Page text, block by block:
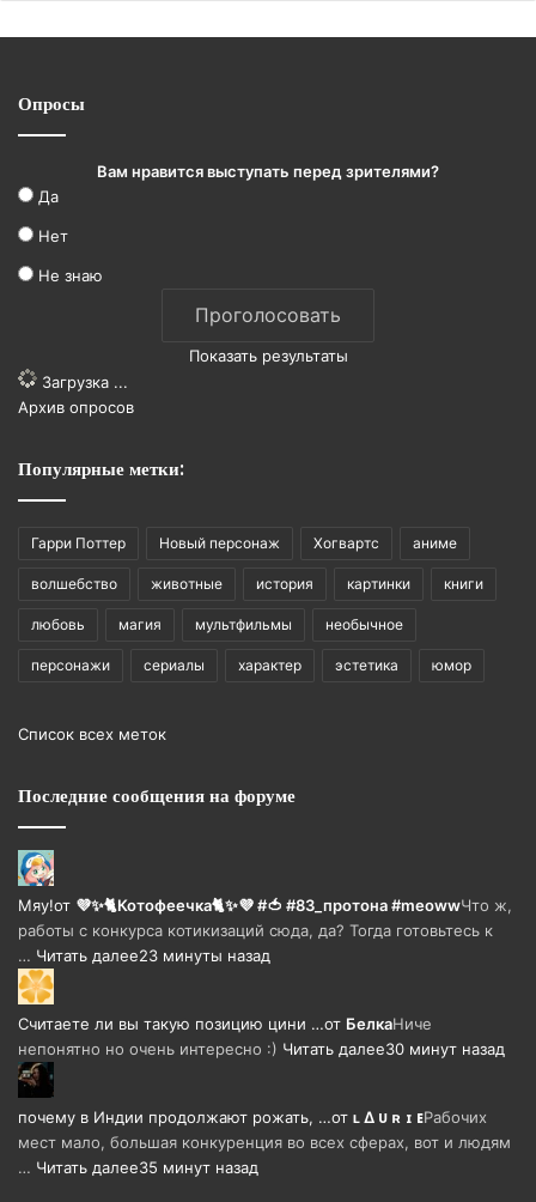
Опросы
Вам нравится выступать перед зрителями?
Да
Нет
Не знаю
Показать результаты
Загрузка ...
Архив опросов
Популярные метки:
Гарри Поттер Новый персонаж Хогвартс аниме
волшебство животные история картинки книги
любовь магия мультфильмы необычное
персонажи сериалы характер эстетика юмор
Список всех меток
Последние сообщения на форуме
Мяу!от 💜✨🐈Котофеечка🐈✨💜 #🍅 #83_протона #meowwЧто ж,
работы с конкурса котикизаций сюда, да? Тогда готовьтесь к
… Читать далее23 минуты назад
Считаете ли вы такую позицию цини …от БелкаНиче
непонятно но очень интересно :) Читать далее30 минут назад
почему в Индии продолжают рожать, …от ʟ ∆ ᴜ ʀ ɪ ᴇРабочих
мест мало, большая конкуренция во всех сферах, вот и людям
… Читать далее35 минут назад